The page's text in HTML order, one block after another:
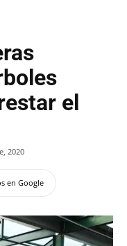
el
2020
en Google